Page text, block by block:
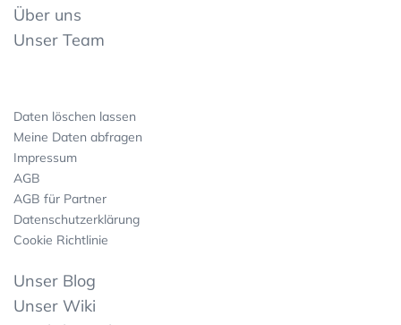
Über uns
Unser Team
Daten löschen lassen
Meine Daten abfragen
Impressum
AGB
AGB für Partner
Datenschutzerklärung
Cookie Richtlinie
Unser Blog
Unser Wiki